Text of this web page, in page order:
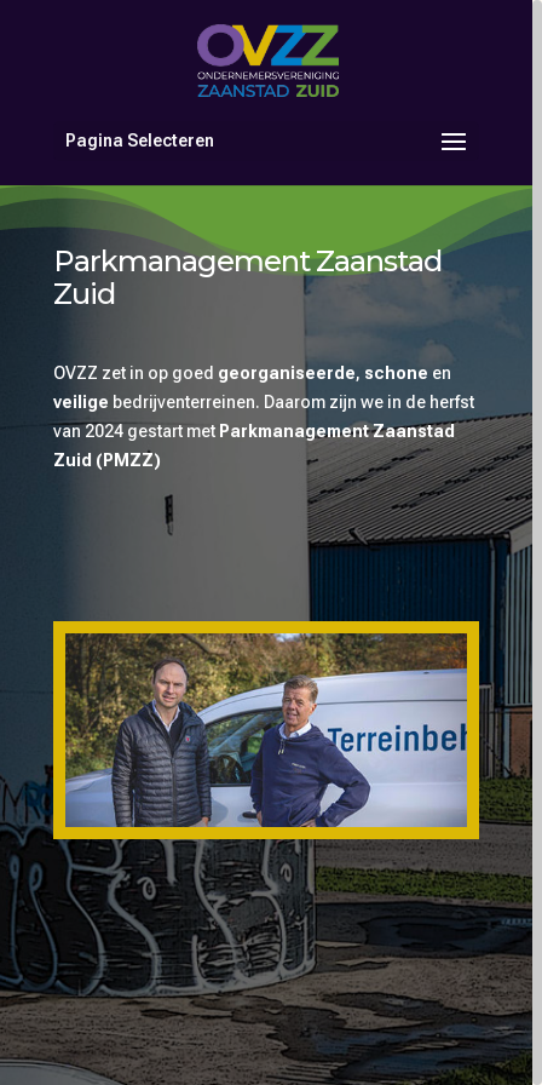
Pagina Selecteren
Parkmanagement Zaanstad
Zuid
OVZZ zet in op goed georganiseerde, schone en
veilige bedrijventerreinen. Daarom zijn we in de herfst
van 2024 gestart met Parkmanagement Zaanstad
Zuid (PMZZ)